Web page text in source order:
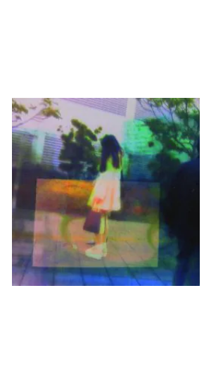
市川龍児、賀Ｑハセガワ、ホ
イキシュウ、大橋一弘、長谷
川亜子、山内均、 山本ゆた
か、藤江綾子、たしろひろし、
鈴木るみこ
須田派５
T7.5